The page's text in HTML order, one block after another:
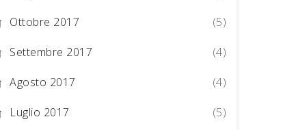
]
Ottobre 2017
(5)
Settembre 2017
(4)
Agosto 2017
(4)
Luglio 2017
(5)